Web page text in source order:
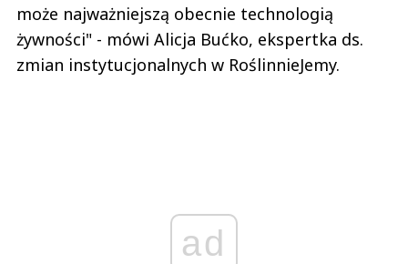
może najważniejszą obecnie technologią
żywności" - mówi Alicja Bućko, ekspertka ds.
zmian instytucjonalnych w RoślinnieJemy.
ad